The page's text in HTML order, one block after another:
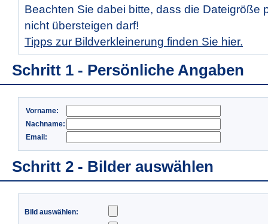
Beachten Sie dabei bitte, dass die Dateigröße
nicht übersteigen darf!
Tipps zur Bildverkleinerung finden Sie hier.
Schritt 1 - Persönliche Angaben
Vorname:
Nachname:
Email:
Schritt 2 - Bilder auswählen
Bild auswählen: